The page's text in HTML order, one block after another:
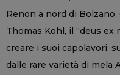
Renon a nord di Bolzano.
Thomas Kohl, il “deus ex
creare i suoi capolavori:
dalle rare varietà di mela